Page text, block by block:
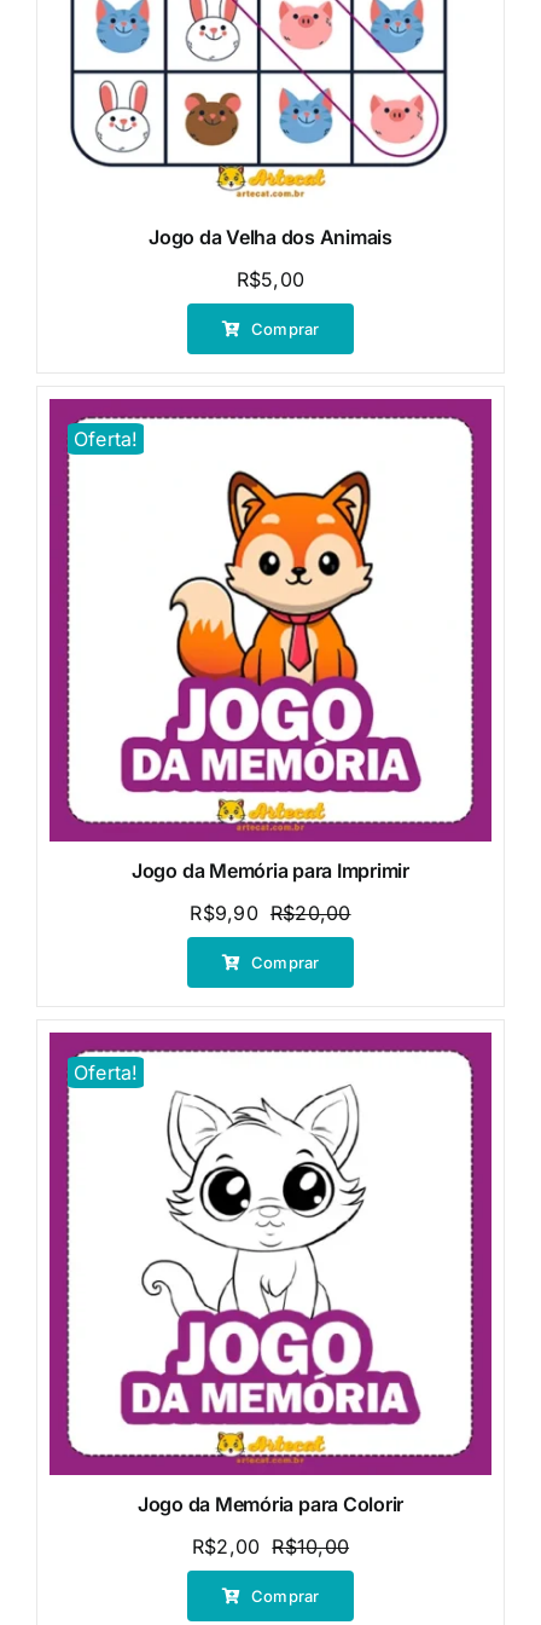
Jogo da Velha dos Animais
R$5,00
Comprar
Oferta!
Jogo da Memória para Imprimir
R$20,00O
preço
era:
R$9,90
O
preço
é:
Comprar
Oferta!
Jogo da Memória para Colorir
R$10,00O
preço
R$2,00
O
preço
Comprar